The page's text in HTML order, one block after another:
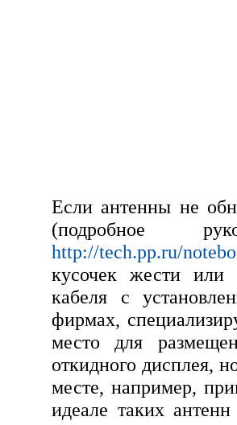
Если антенны не
(подробное
http://tech.pp.ru/
кусочек жести или
кабеля с
фирмах,
место для
откидного дисплея,
месте, например,
идеале таких